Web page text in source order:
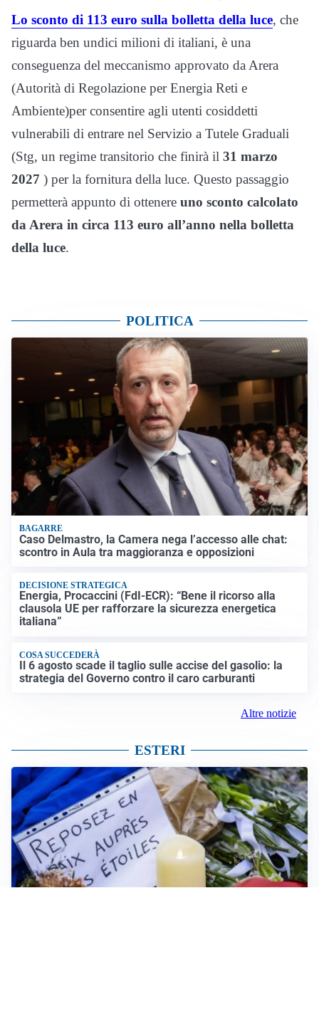
Lo sconto di 113 euro sulla bolletta della luce, che
riguarda ben undici milioni di italiani, è una
conseguenza del meccanismo approvato da Arera
(Autorità di Regolazione per Energia Reti e
Ambiente)per consentire agli utenti cosiddetti
vulnerabili di entrare nel Servizio a Tutele Graduali
(Stg, un regime transitorio che finirà il 31 marzo
2027 ) per la fornitura della luce. Questo passaggio
permetterà appunto di ottenere uno sconto calcolato
da Arera in circa 113 euro all’anno nella bolletta
della luce.
POLITICA
BAGARRE
Caso Delmastro, la Camera nega l’accesso alle chat:
scontro in Aula tra maggioranza e opposizioni
DECISIONE STRATEGICA
Energia, Procaccini (FdI-ECR): “Bene il ricorso alla
clausola UE per rafforzare la sicurezza energetica
italiana”
COSA SUCCEDERÀ
Il 6 agosto scade il taglio sulle accise del gasolio: la
strategia del Governo contro il caro carburanti
Altre notizie
ESTERI